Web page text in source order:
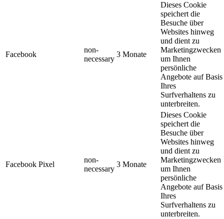
Facebook
non-
necessary
3 Monate
Dieses Cookie
speichert die
Besuche über
Websites hinweg
und dient zu
Marketingzwecken
um Ihnen
persönliche
Angebote auf Basis
Ihres
Surfverhaltens zu
unterbreiten.
Facebook Pixel
non-
necessary
3 Monate
Dieses Cookie
speichert die
Besuche über
Websites hinweg
und dient zu
Marketingzwecken
um Ihnen
persönliche
Angebote auf Basis
Ihres
Surfverhaltens zu
unterbreiten.